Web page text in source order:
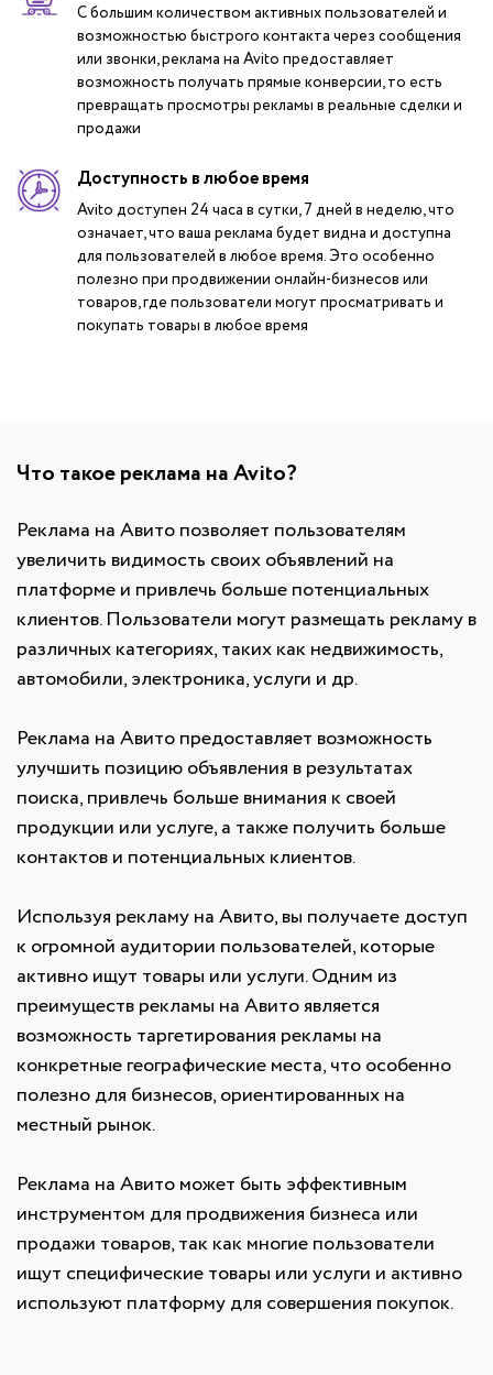
С большим количеством активных пользователей и
возможностью быстрого контакта через сообщения
или звонки, реклама на Avito предоставляет
возможность получать прямые конверсии, то есть
превращать просмотры рекламы в реальные сделки и
продажи
Доступность в любое время
Avito доступен 24 часа в сутки, 7 дней в неделю, что
означает, что ваша реклама будет видна и доступна
для пользователей в любое время. Это особенно
полезно при продвижении онлайн-бизнесов или
товаров, где пользователи могут просматривать и
покупать товары в любое время
Что такое реклама на Avito?
Реклама на Авито позволяет пользователям
увеличить видимость своих объявлений на
платформе и привлечь больше потенциальных
клиентов. Пользователи могут размещать рекламу в
различных категориях, таких как недвижимость,
автомобили, электроника, услуги и др.
Реклама на Авито предоставляет возможность
улучшить позицию объявления в результатах
поиска, привлечь больше внимания к своей
продукции или услуге, а также получить больше
контактов и потенциальных клиентов.
Используя рекламу на Авито, вы получаете доступ
к огромной аудитории пользователей, которые
активно ищут товары или услуги. Одним из
преимуществ рекламы на Авито является
возможность таргетирования рекламы на
конкретные географические места, что особенно
полезно для бизнесов, ориентированных на
местный рынок.
Реклама на Авито может быть эффективным
инструментом для продвижения бизнеса или
продажи товаров, так как многие пользователи
ищут специфические товары или услуги и активно
используют платформу для совершения покупок.